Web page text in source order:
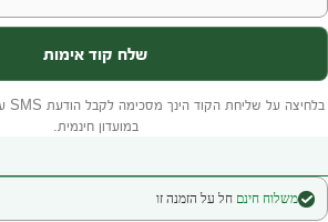
משלוח חינם חל על הזמנה זו